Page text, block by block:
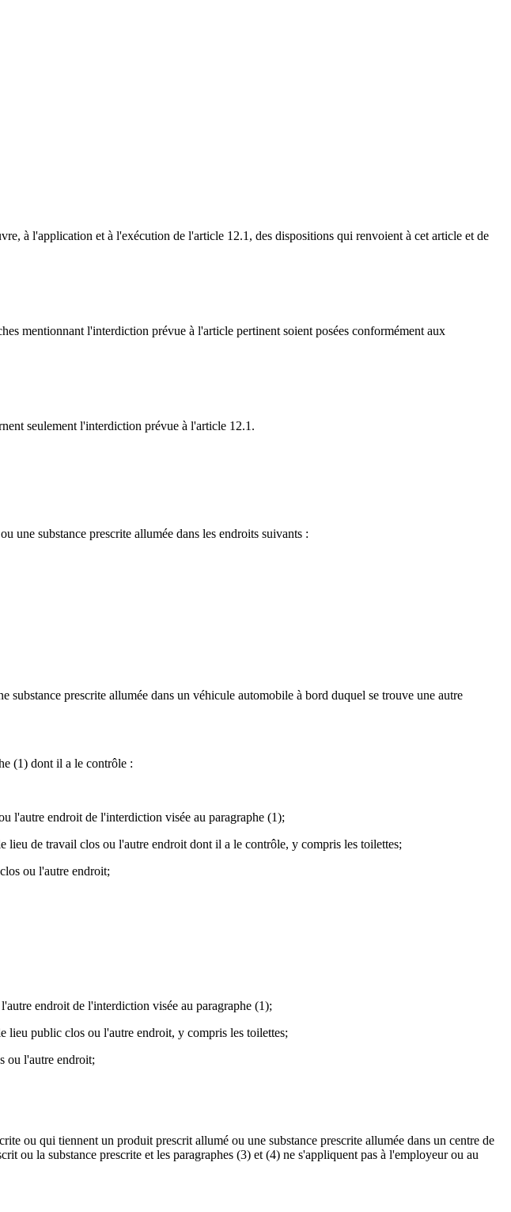
à l'application et à l'exécution de l'article 12.1, des dispositions qui renvoient à cet article et de
mentionnant l'interdiction prévue à l'article pertinent soient posées conformément aux
seulement l'interdiction prévue à l'article 12.1.
substance prescrite allumée dans les endroits suivants :
prescrite allumée dans un véhicule automobile à bord duquel se trouve une autre
(1) dont il a le contrôle :
l'autre endroit de l'interdiction visée au paragraphe (1);
de travail clos ou l'autre endroit dont il a le contrôle, y compris les toilettes;
ou l'autre endroit;
endroit de l'interdiction visée au paragraphe (1);
lieu public clos ou l'autre endroit, y compris les toilettes;
ou l'autre endroit;
ou qui tiennent un produit prescrit allumé ou une substance prescrite allumée dans un centre de
ou la substance prescrite et les paragraphes (3) et (4) ne s'appliquent pas à l'employeur ou au